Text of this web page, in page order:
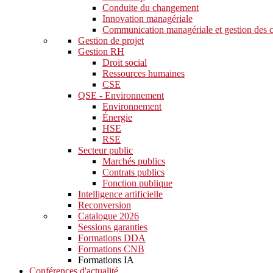
Conduite du changement
Innovation managériale
Communication managériale et gestion des
Gestion de projet
Gestion RH
Droit social
Ressources humaines
CSE
QSE - Environnement
Environnement
Énergie
HSE
RSE
Secteur public
Marchés publics
Contrats publics
Fonction publique
Intelligence artificielle
Reconversion
Catalogue 2026
Sessions garanties
Formations DDA
Formations CNB
Formations IA
Conférences d'actualité